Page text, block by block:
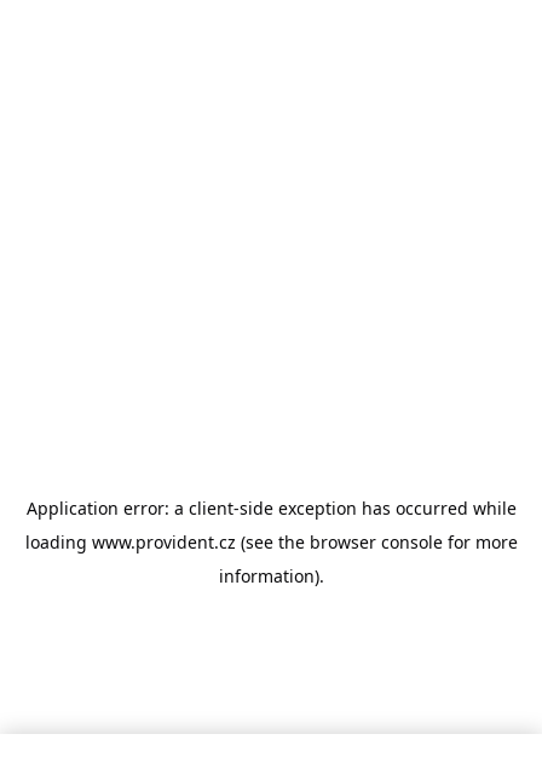
Application error: a client-side exception has occurred while
loading www.provident.cz (see the browser consolefor more
information).